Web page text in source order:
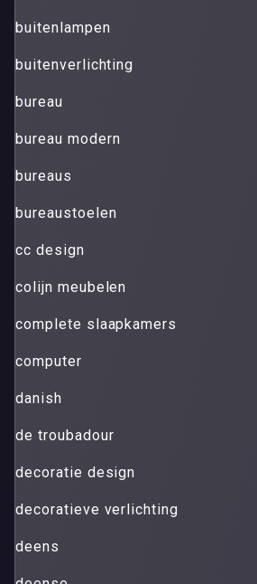
buitenlampen
buitenverlichting
bureau
bureau modern
bureaus
bureaustoelen
cc design
colijn meubelen
complete slaapkamers
computer
danish
de troubadour
decoratie design
decoratieve verlichting
deens